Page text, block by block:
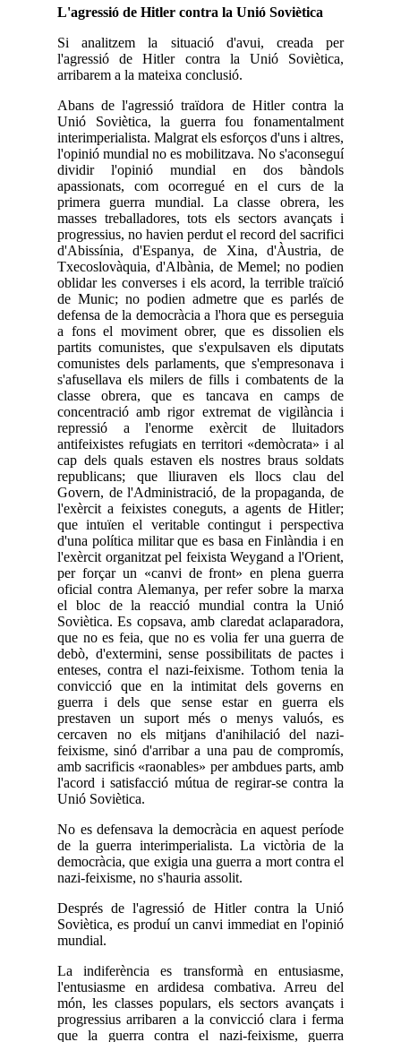
L'agressió de Hitler contra la Unió Soviètica
Si analitzem la situació d'avui, creada per
l'agressió de Hitler contra la Unió Soviètica,
arribarem a la mateixa conclusió.
Abans de l'agressió traïdora de Hitler contra la
Unió Soviètica, la guerra fou fonamentalment
interimperialista. Malgrat els esforços d'uns i altres,
l'opinió mundial no es mobilitzava. No s'aconseguí
dividir l'opinió mundial en dos bàndols
apassionats, com ocorregué en el curs de la
primera guerra mundial. La classe obrera, les
masses treballadores, tots els sectors avançats i
progressius, no havien perdut el record del sacrifici
d'Abissínia, d'Espanya, de Xina, d'Àustria, de
Txecoslovàquia, d'Albània, de Memel; no podien
oblidar les converses i els acord, la terrible traïció
de Munic; no podien admetre que es parlés de
defensa de la democràcia a l'hora que es perseguia
a fons el moviment obrer, que es dissolien els
partits comunistes, que s'expulsaven els diputats
comunistes dels parlaments, que s'empresonava i
s'afusellava els milers de fills i combatents de la
classe obrera, que es tancava en camps de
concentració amb rigor extremat de vigilància i
repressió a l'enorme exèrcit de lluitadors
antifeixistes refugiats en territori «demòcrata» i al
cap dels quals estaven els nostres braus soldats
republicans; que lliuraven els llocs clau del
Govern, de l'Administració, de la propaganda, de
l'exèrcit a feixistes coneguts, a agents de Hitler;
que intuïen el veritable contingut i perspectiva
d'una política militar que es basa en Finlàndia i en
l'exèrcit organitzat pel feixista Weygand a l'Orient,
per forçar un «canvi de front» en plena guerra
oficial contra Alemanya, per refer sobre la marxa
el bloc de la reacció mundial contra la Unió
Soviètica. Es copsava, amb claredat aclaparadora,
que no es feia, que no es volia fer una guerra de
debò, d'extermini, sense possibilitats de pactes i
enteses, contra el nazi-feixisme. Tothom tenia la
convicció que en la intimitat dels governs en
guerra i dels que sense estar en guerra els
prestaven un suport més o menys valuós, es
cercaven no els mitjans d'anihilació del nazi-
feixisme, sinó d'arribar a una pau de compromís,
amb sacrificis «raonables» per ambdues parts, amb
l'acord i satisfacció mútua de regirar-se contra la
Unió Soviètica.
No es defensava la democràcia en aquest període
de la guerra interimperialista. La victòria de la
democràcia, que exigia una guerra a mort contra el
nazi-feixisme, no s'hauria assolit.
Després de l'agressió de Hitler contra la Unió
Soviètica, es produí un canvi immediat en l'opinió
mundial.
La indiferència es transformà en entusiasme,
l'entusiasme en ardidesa combativa. Arreu del
món, les classes populars, els sectors avançats i
progressius arribaren a la convicció clara i ferma
que la guerra contra el nazi-feixisme, guerra